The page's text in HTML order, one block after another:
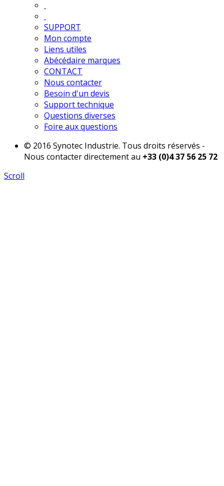
SUPPORT
Mon compte
Liens utiles
Abécédaire marques
CONTACT
Nous contacter
Besoin d'un devis
Support technique
Questions diverses
Foire aux questions
© 2016 Synotec Industrie. Tous droits réservés -
Nous contacter directement au +33 (0)4 37 56 25 72
Scroll